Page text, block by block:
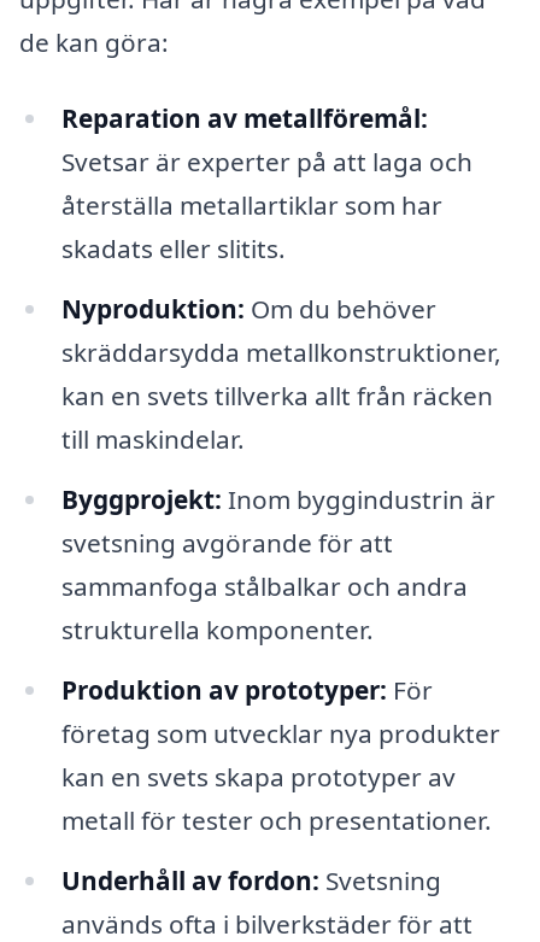
de kan göra:
Reparation av metallföremål:
Svetsar är experter på att laga och
återställa metallartiklar som har
skadats eller slitits.
Nyproduktion: Om du behöver
skräddarsydda metallkonstruktioner,
kan en svets tillverka allt från räcken
till maskindelar.
Byggprojekt: Inom byggindustrin är
svetsning avgörande för att
sammanfoga stålbalkar och andra
strukturella komponenter.
Produktion av prototyper: För
företag som utvecklar nya produkter
kan en svets skapa prototyper av
metall för tester och presentationer.
Underhåll av fordon: Svetsning
används ofta i bilverkstäder för att